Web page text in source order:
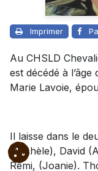
Imprimer
Au CHSLD
est décédé à
Marie Lavoie,
Il laisse dans le
(Michèle), David
Remi, (Joanie).